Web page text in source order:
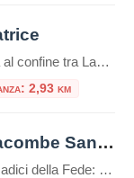
Posta al confine tra Lazio e Abruzzo, si trova Amatrice (955 s.l.m.). Il territorio si articola in un altipiano centrale, tra i 900 e i 1000 metri, ospitante il lago Scandarello e le numerose frazioni che le fanno da contorno.
2,93 km
Catacombe San Sebastiano
Alle Radici della Fede: Viaggio nelle Catacombe di San Sebastiano sull’Appia Antica Immerse nel verde suggestivo della Via Appia Antica, le Catacombe di San Sebastiano rappresentano una delle testimonianze più affascinanti e stratificate della Roma cristiana e pagana. Questo luogo non è solo un cimitero sotterraneo, ma uno scrigno di storia che custodisce la memoria […]